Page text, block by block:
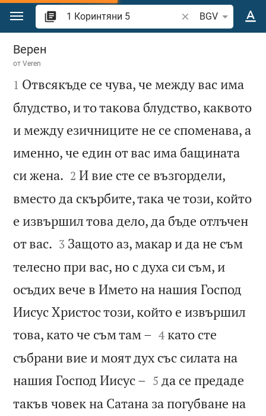
Преминете към съдържанието
Търсете стих или
BGV
1 Коринтяни 5
Верен
отVeren

1 Отвсякъде се чува, че между вас има
блудство, и то такова блудство, каквото
и между езичниците не се споменава, а
именно, че един от вас има бащината
си жена. 

2 И вие сте се възгордели,
вместо да скърбите, така че този, който
е извършил това дело, да бъде отлъчен
от вас. 

3 Защото аз, макар и да не съм
телесно при вас, но с духа си съм, и
осъдих вече в Името на нашия Господ
Иисус Христос този, който е извършил
това, като че съм там – 

4 като сте
събрани вие и моят дух със силата на
нашия Господ Иисус – 

5 да се предаде
такъв човек на Сатана за погубване на